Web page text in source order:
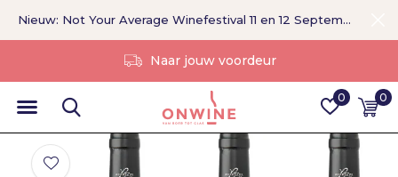
0 0
Zonder tussenpersoon
Nieuw: Not Your Average Winefestival 11 en 12 September >